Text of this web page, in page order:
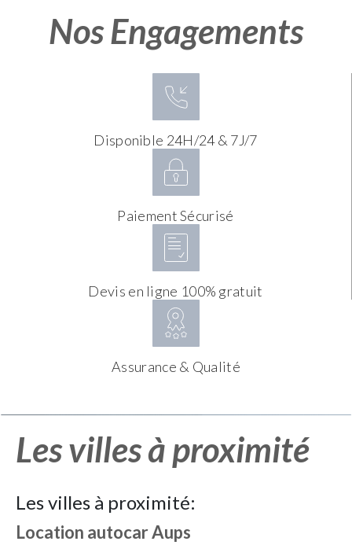
Nos Engagements
Disponible 24H/24 & 7J/7
Paiement Sécurisé
Devis en ligne 100% gratuit
Assurance & Qualité
Les villes à proximité
Les villes à proximité:
Location autocarAups